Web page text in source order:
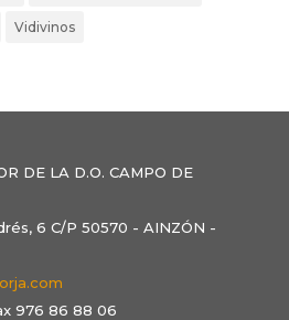
Vidivinos
DE LA D.O. CAMPO DE
6 C/P 50570 - AINZÓN -
976 86 88 06